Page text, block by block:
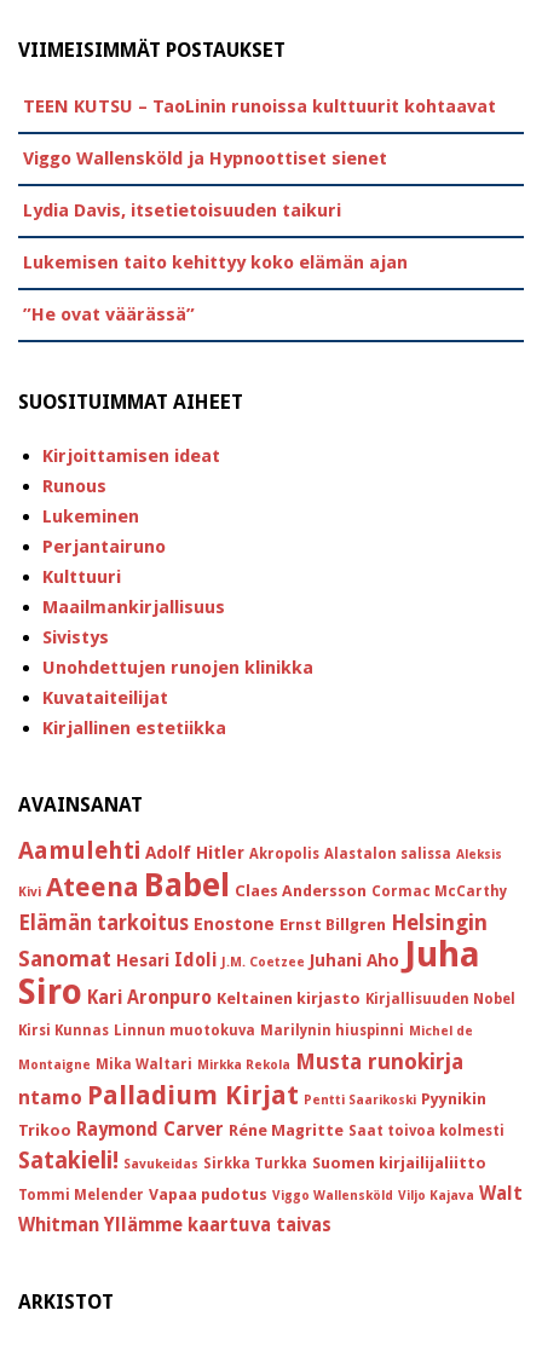
VIIMEISIMMÄT POSTAUKSET
TEEN KUTSU – TaoLinin runoissa kulttuurit kohtaavat
Viggo Wallensköld ja Hypnoottiset sienet
Lydia Davis, itsetietoisuuden taikuri
Lukemisen taito kehittyy koko elämän ajan
”He ovat väärässä”
SUOSITUIMMAT AIHEET
Kirjoittamisen ideat
Runous
Lukeminen
Perjantairuno
Kulttuuri
Maailmankirjallisuus
Sivistys
Unohdettujen runojen klinikka
Kuvataiteilijat
Kirjallinen estetiikka
AVAINSANAT
Aamulehti Adolf Hitler Akropolis Alastalon salissa Aleksis
Kivi Ateena Babel Claes Andersson Cormac McCarthy
Elämän tarkoitus Enostone Ernst Billgren Helsingin
Sanomat Hesari Idoli J.M. Coetzee Juhani Aho Juha
Siro Kari Aronpuro Keltainen kirjasto Kirjallisuuden Nobel
Kirsi Kunnas Linnun muotokuva Marilynin hiuspinni Michel de
Montaigne Mika Waltari Mirkka Rekola Musta runokirja
ntamo Palladium Kirjat Pentti Saarikoski Pyynikin
Trikoo Raymond Carver Réne Magritte Saat toivoa kolmesti
Satakieli! Savukeidas Sirkka Turkka Suomen kirjailijaliitto
Tommi Melender Vapaa pudotus Viggo Wallensköld Viljo Kajava Walt
Whitman Yllämme kaartuva taivas
ARKISTOT